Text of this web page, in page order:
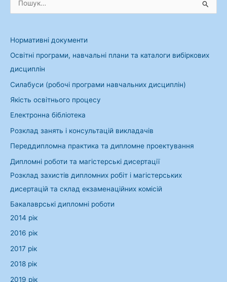
т
и
:
Нормативні документи
Освітні програми, навчальні плани та каталоги вибіркових
дисциплін
Силабуси (робочі програми навчальних дисциплін)
Якість освітнього процесу
Електронна бібліотека
Розклад занять і консультацій викладачів
Переддипломна практика та дипломне проектування
Дипломні роботи та магістерські дисертації
Розклад захистів дипломних робіт і магістерських
дисертацій та склад екзаменаційних комісій
Бакалаврські дипломні роботи
2014 рік
2016 рік
2017 рік
2018 рік
2019 рік